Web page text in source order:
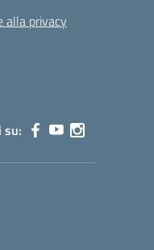
alla privacy
su: